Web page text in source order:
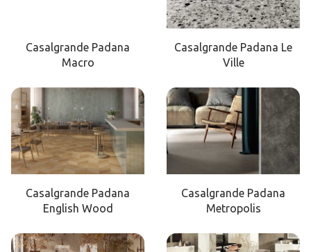
Casalgrande Padana
Macro
Casalgrande Padana Le
Ville
Casalgrande Padana
English Wood
Casalgrande Padana
Metropolis